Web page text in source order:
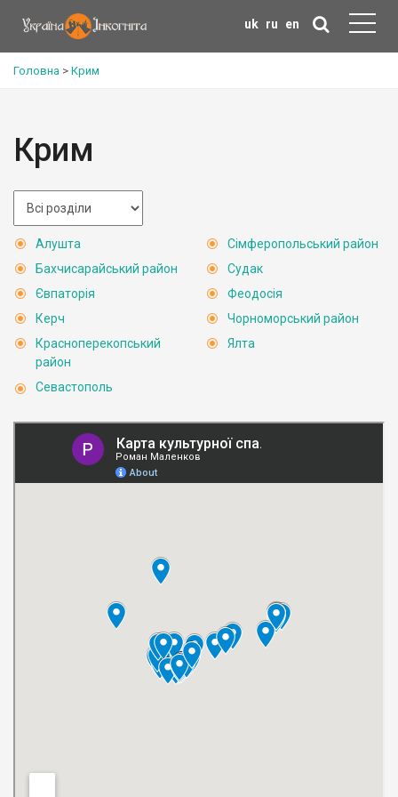
uk ru en
Головна > Крим
Крим
Алушта
Бахчисарайський район
Євпаторія
Керч
Красноперекопський
район
Севастополь
Сімферопольський район
Судак
Феодосія
Чорноморський район
Ялта